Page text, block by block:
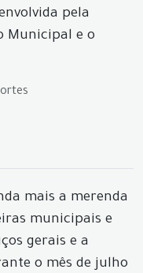
pela
Municipal e o
mais a merenda
municipais e
gerais e a
o mês de julho